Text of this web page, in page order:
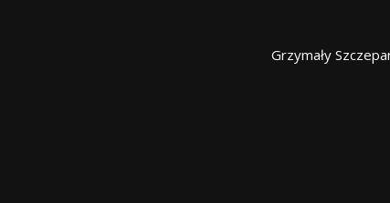
Grzymały